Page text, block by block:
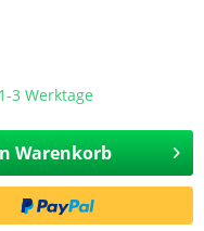
3 Werktage
Warenkorb